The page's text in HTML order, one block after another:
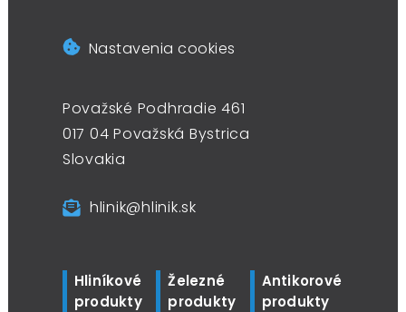
Nastavenia cookies
Považské Podhradie 461
017 04 Považská Bystrica
Slovakia
hlinik@hlinik.sk
Hliníkové
produkty
Železné
produkty
Antikorové
produkty